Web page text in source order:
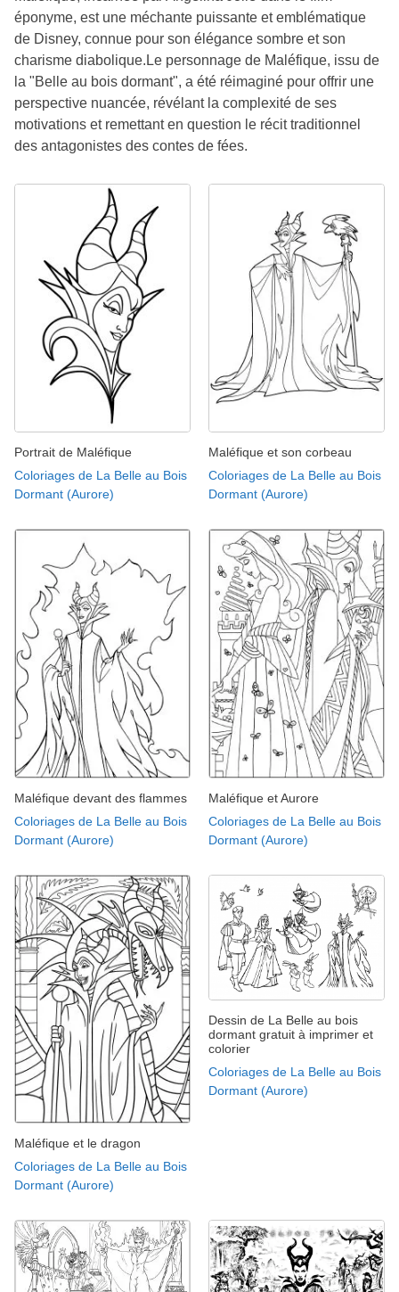
éponyme, est une méchante puissante et emblématique
de Disney, connue pour son élégance sombre et son
charisme diabolique.Le personnage de Maléfique, issu de
la "Belle au bois dormant", a été réimaginé pour offrir une
perspective nuancée, révélant la complexité de ses
motivations et remettant en question le récit traditionnel
des antagonistes des contes de fées.
Portrait de Maléfique
Coloriages de La Belle au Bois
Dormant (Aurore)
Maléfique et son corbeau
Coloriages de La Belle au Bois
Dormant (Aurore)
Maléfique devant des flammes
Coloriages de La Belle au Bois
Dormant (Aurore)
Maléfique et Aurore
Coloriages de La Belle au Bois
Dormant (Aurore)
Maléfique et le dragon
Coloriages de La Belle au Bois
Dormant (Aurore)
Dessin de La Belle au bois
dormant gratuit à imprimer et
colorier
Coloriages de La Belle au Bois
Dormant (Aurore)